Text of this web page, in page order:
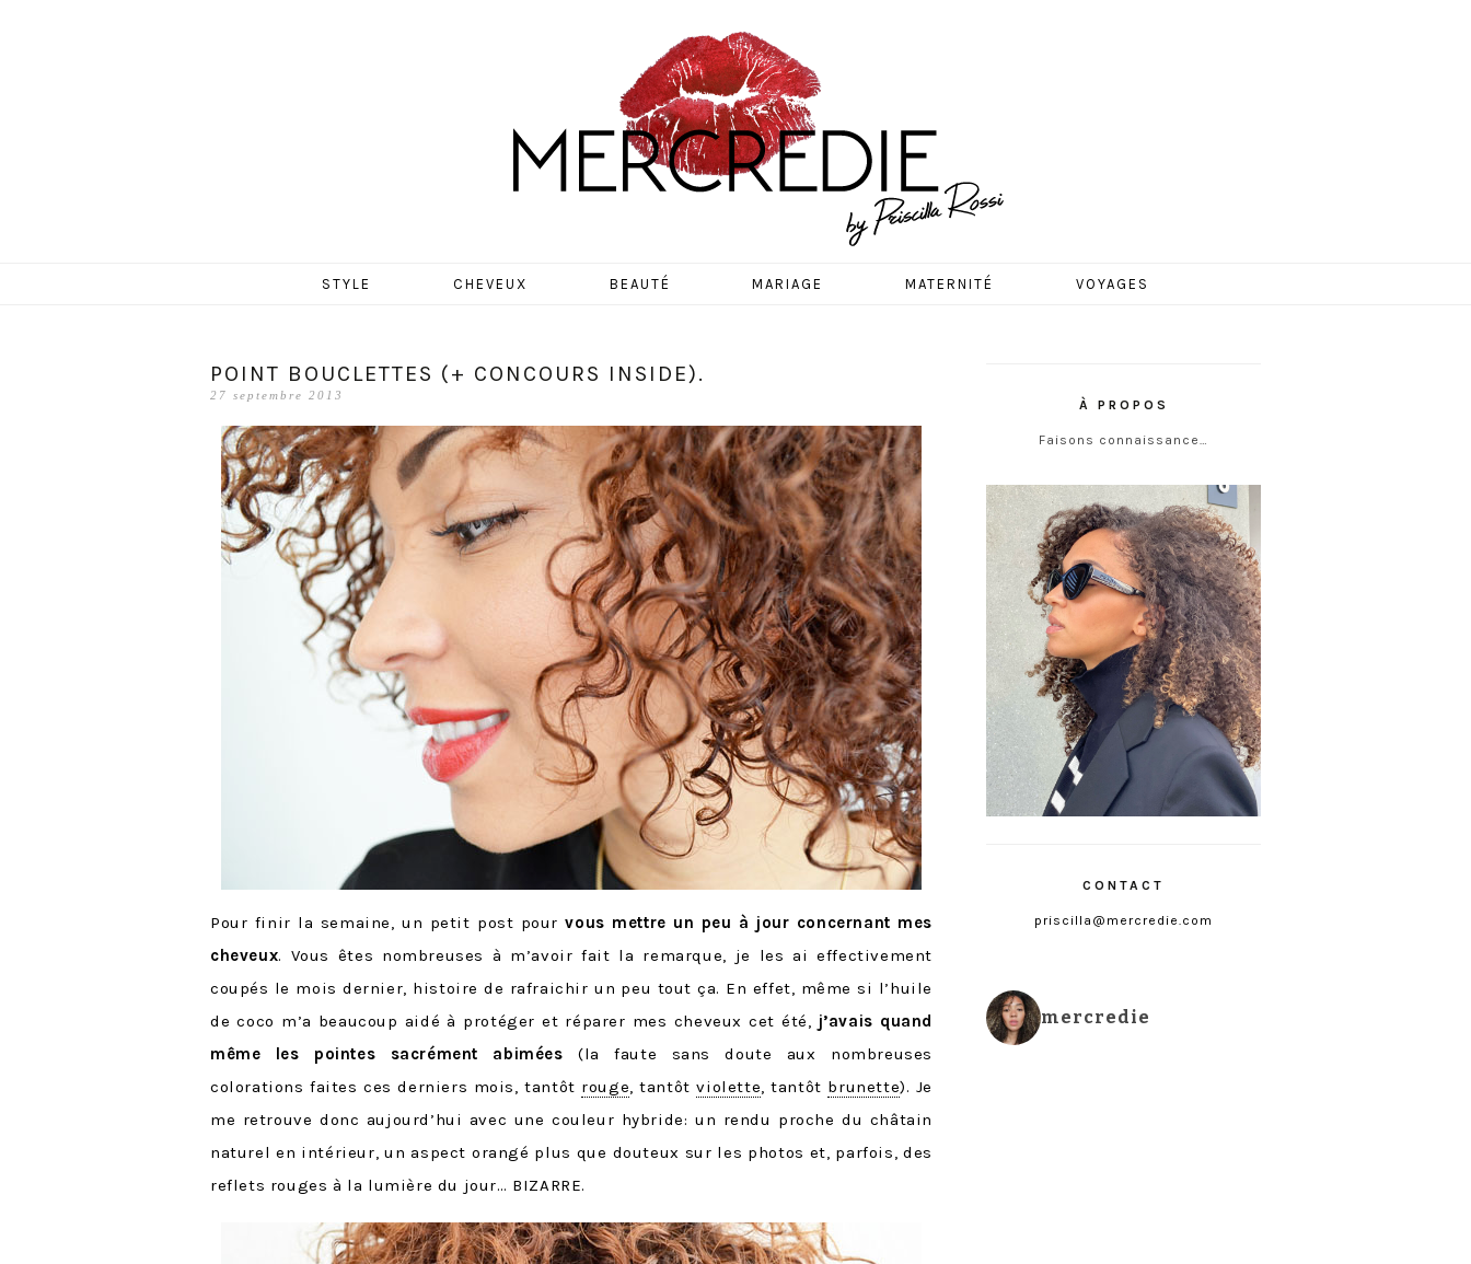
MERCREDIE
STYLE CHEVEUX BEAUTÉ MARIAGE MATERNITÉ VOYAGES
POINT BOUCLETTES (+ CONCOURS INSIDE).
27 septembre 2013
Pour finir la semaine, un petit post pourvous mettre un peu à jour concernant mes
cheveux. Vous êtes nombreuses à m’avoir fait la remarque, je les ai effectivement
coupés le mois dernier, histoire de rafraichir un peu tout ça. En effet, même si l’huile
de coco m’a beaucoup aidé à protéger et réparer mes cheveux cet été, j’avais quand
même les pointes sacrément abimées (la faute sans doute aux nombreuses
colorations faites ces derniers mois, tantôt rouge, tantôtviolette, tantôt brunette). Je
me retrouve donc aujourd’hui avec une couleur hybride: un rendu proche du châtain
naturel en intérieur, un aspect orangé plus que douteux sur les photos et, parfois, des
reflets rouges à la lumière du jour… BIZARRE.
À PROPOS
Faisons connaissance…
CONTACT
priscilla@mercredie.com
mercredie